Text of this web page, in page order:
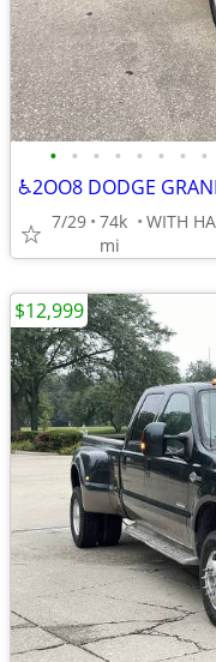
• • • • • • • •
7/29 74k
mi
$12,999